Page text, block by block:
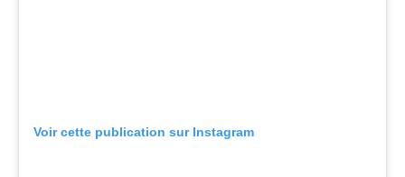
Voir cette publication sur Instagram